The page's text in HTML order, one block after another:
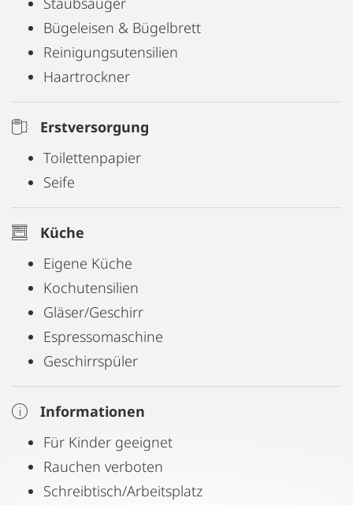
Bügeleisen & Bügelbrett
Reinigungsutensilien
Haartrockner
Erstversorgung
Toilettenpapier
Seife
Küche
Eigene Küche
Kochutensilien
Gläser/Geschirr
Espressomaschine
Geschirrspüler
Informationen
Für Kinder geeignet
Rauchen verboten
Schreibtisch/Arbeitsplatz